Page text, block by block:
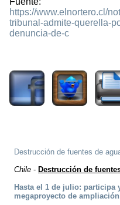
https://www.elnortero.cl/
tribunal-admite-querella-
denuncia-de-c
Destrucción de fuentes de
Chile - Destrucción de
Hasta el 1 de julio: participa
megaproyecto de